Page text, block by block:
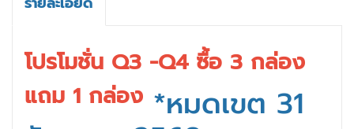
โปรโมชั่น Q3 -Q4 ซื้อ 3 กล่อง
แถม 1 กล่อง *หมดเขต 31